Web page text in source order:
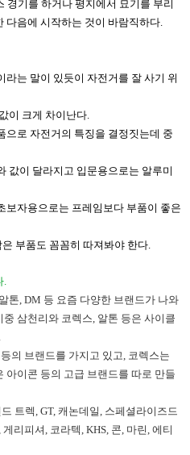
기를 하거나 평지에서 묘기를 부리
다음에 시작하는 것이 바람직하다.
라는 말이 있듯이 자전거를 잘 사기 위
이 크게 차이난다.
으로 자전거의 특징을 결정짓는데 중
값이 달라지고 입문용으로는 알루미
보자용으로는 프레임보다 부품이 좋은
부품도 꼼꼼히 따져봐야 한다.
톤, DM 등 요즘 다양한 브랜드가 나와
삼천리와 코렉스, 알톤 등은 사이클
의 브랜드를 가지고 있고, 코렉스는
아이콘 등의 고급 브랜드를 따로 만들
트렉, GT, 캐논데일, 스페셜라이즈드
리피셔, 코라텍, KHS, 콘, 마린, 에티